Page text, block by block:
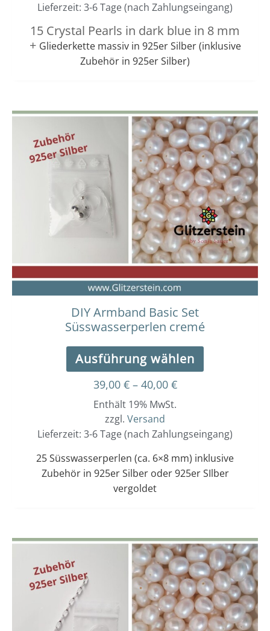
Lieferzeit: 3-6 Tage (nach Zahlungseingang)
15 Crystal Pearls in dark blue in 8 mm
+ Gliederkette massiv in 925er Silber (inklusive
Zubehör in 925er Silber)
DIY Armband Basic Set
Süsswasserperlen cremé
Ausführung wählen
Dieses
Produkt
weist
mehrere
Varianten
auf.
Die
Optionen
können
auf
der
39,00 € – 40,00 €
Preisspanne:
39,00 €
bis
40,00 €
Enthält 19% MwSt.
zzgl. Versand
Lieferzeit: 3-6 Tage (nach Zahlungseingang)
25 Süsswasserperlen (ca. 6×8 mm) inklusive
Zubehör in 925er Silber oder 925er SIlber
vergoldet